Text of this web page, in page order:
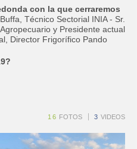
con la que cerraremos
Técnico Sectorial INIA - Sr.
y Presidente actual
Director Frigorífico Pando
16 FOTOS 3 VIDEOS